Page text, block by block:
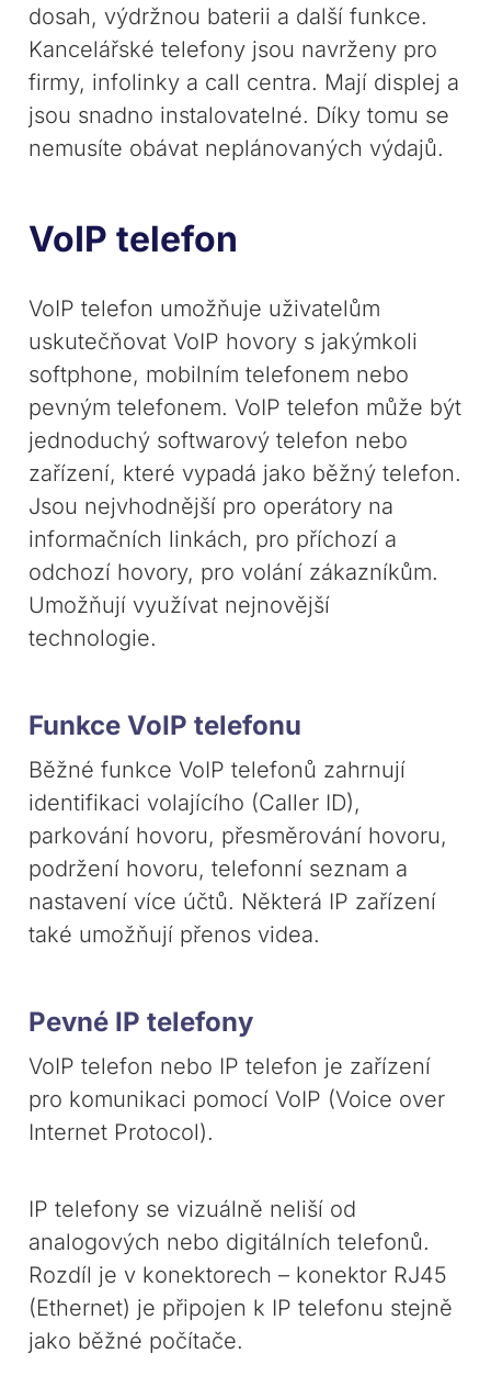
dosah, výdržnou baterii a další funkce.
Kancelářské telefony jsou navrženy pro
firmy, infolinky a call centra. Mají displej a
jsou snadno instalovatelné. Díky tomu se
nemusíte obávat neplánovaných výdajů.
VoIP telefon
VoIP telefon umožňuje uživatelům
uskutečňovat VoIP hovory s jakýmkoli
softphone, mobilním telefonem nebo
pevným telefonem. VoIP telefon může být
jednoduchý softwarový telefon nebo
zařízení, které vypadá jako běžný telefon.
Jsou nejvhodnější pro operátory na
informačních linkách, pro příchozí a
odchozí hovory, pro volání zákazníkům.
Umožňují využívat nejnovější
technologie.
Funkce VoIP telefonu
Běžné funkce VoIP telefonů zahrnují
identifikaci volajícího (Caller ID),
parkování hovoru, přesměrování hovoru,
podržení hovoru, telefonní seznam a
nastavení více účtů. Některá IP zařízení
také umožňují přenos videa.
Pevné IP telefony
VoIP telefon nebo IP telefon je zařízení
pro komunikaci pomocí VoIP (Voice over
Internet Protocol).
IP telefony se vizuálně neliší od
analogových nebo digitálních telefonů.
Rozdíl je v konektorech – konektor RJ45
(Ethernet) je připojen k IP telefonu stejně
jako běžné počítače.